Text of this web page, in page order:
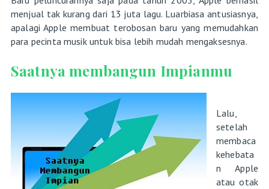
menjual tak kurang dari 13 juta lagu. Luarbiasa antusiasnya,
apalagi Apple membuat terobosan baru yang memudahkan
para pecinta musik untuk bisa lebih mudah mengaksesnya.
Saatnya membangun Impianmu
Lalu,
setelah
membaca
kehebata
n Apple
atau otak